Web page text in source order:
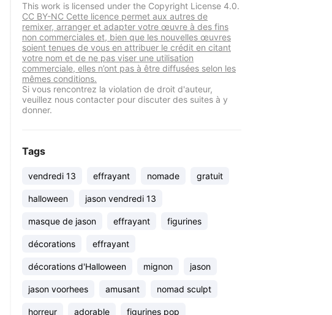
This work is licensed under the Copyright License 4.0.
CC BY-NC Cette licence permet aux autres de
remixer, arranger et adapter votre œuvre à des fins
non commerciales et, bien que les nouvelles œuvres
soient tenues de vous en attribuer le crédit en citant
votre nom et de ne pas viser une utilisation
commerciale, elles n’ont pas à être diffusées selon les
mêmes conditions.
Si vous rencontrez la violation de droit d'auteur,
veuillez nous contacter pour discuter des suites à y
donner.
Tags
vendredi 13 effrayant nomade gratuit
halloween jason vendredi 13
masque de jason effrayant figurines
décorations effrayant
décorations d'Halloween mignon jason
jason voorhees amusant nomad sculpt
horreur adorable figurines pop